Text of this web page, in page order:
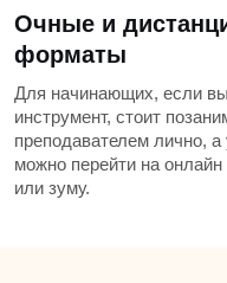
Очные и
форматы
Для начинающих, если
инструмент, стоит
преподавателем лично,
можно перейти на онлайн
или зуму.